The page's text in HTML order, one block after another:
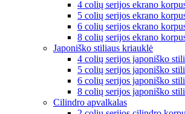
4 colių serijos ekrano
5 colių serijos ekrano
6 colių serijos ekrano
8 colių serijos ekrano
Japoniško stiliaus kriauklė
4 colių serijos japoniško
5 colių serijos japoniško
6 colių serijos japoniško
8 colių serijos japoniško
Cilindro apvalkalas